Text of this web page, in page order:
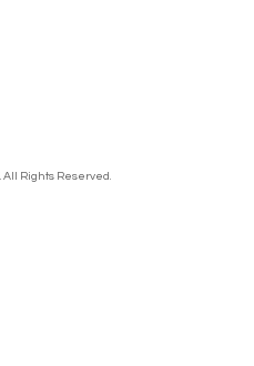
. All Rights Reserved.